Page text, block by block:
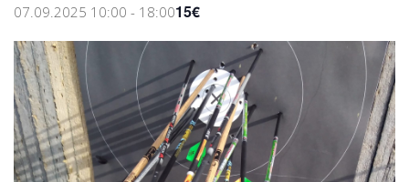
07.09.2025 10:00 - 18:0015€